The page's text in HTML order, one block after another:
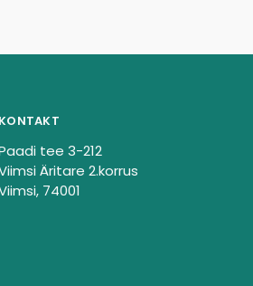
KONTAKT
tee 3-212
Äritare 2.korrus
74001